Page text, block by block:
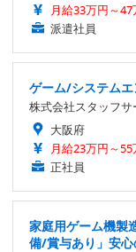
月給33万円～47
派遣社員
ゲーム/システム
株式会社スタッフサ
大阪府
月給23万円～55
正社員
家庭用ゲーム機製
備/賞与あり」安